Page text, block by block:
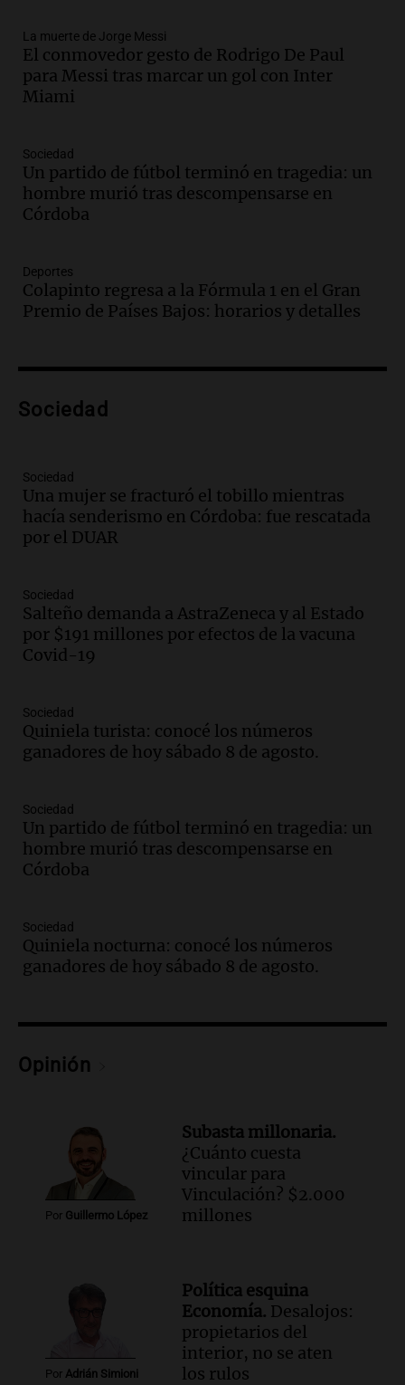
Episodios
Audio.Ley de Propiedad Privada: el revés
en el Congreso expuso una debilidad
comunicacional del Gobierno
Episodios
Audio.Casabindo se prepara para una
celebración única: 30.000 turistas y el
tradicional Toreo de la Vincha
Audio. Borges, abogada de Pourrain:
"Tres hombres se lo llevaron para
hacerle preguntas y nunca regresó"
Episodios
metros del río Suquía y retiraron hasta
Episodios
Audio.La historia de la servilleta que
firmó Jorge Messi para el primer
contrato de Leo con Barcelona
Audio.Joan Gaspart: "Sin Jorge, no sé si
Messi hubiera llegado adonde llegó"
Una mañana para todos
Audio.
Jorge Messi en una entrevista con Rony
Vargas en 2007
Audio.El abuelo de Agostina Vega, tras
las nuevas detenciones: "En esa casa
todos tenían algo que ver"
Audio.
Una nutricionista derribó el mito
del desayuno ideal: qué alimentos
conviene priorizar
Audio.Mateo, a los 25 años, lucha
contra el tiempo: necesita un trasplante
para poder seguir viviend
Una mañana para todos
de julio será menor al 2,9% registrado
en CABA
Una mañana para todos
Audio.Altas Cumbres: rescataron a una
La muerte de Jorge Messi
El conmovedor gesto de Rodrigo De Paul
para Messi tras marcar un gol con Inter
Miami
Sociedad
Un partido de fútbol terminó en tragedia: un
hombre murió tras descompensarse en
Córdoba
Deportes
Colapinto regresa a la Fórmula 1 en el Gran
Premio de Países Bajos: horarios y detalles
Sociedad
Sociedad
Una mujer se fracturó el tobillo mientras
hacía senderismo en Córdoba: fue rescatada
por el DUAR
Sociedad
Salteño demanda a AstraZeneca y al Estado
por $191 millones por efectos de la vacuna
Covid-19
Sociedad
Quiniela turista: conocé los números
ganadores de hoy sábado 8 de agosto.
Sociedad
Un partido de fútbol terminó en tragedia: un
hombre murió tras descompensarse en
Córdoba
Sociedad
Quiniela nocturna: conocé los números
ganadores de hoy sábado 8 de agosto.
Opinión
Por Guillermo López
Subasta millonaria.
¿Cuánto cuesta
vincular para
Vinculación? $2.000
millones
Por Adrián Simioni
Política esquina
Economía. Desalojos:
propietarios del
interior, no se aten
los rulos